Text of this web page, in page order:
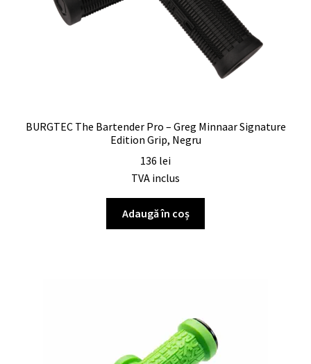
BURGTEC The Bartender Pro – Greg Minnaar Signature
Edition Grip, Negru
136 lei
TVA inclus
Adaugă în coș